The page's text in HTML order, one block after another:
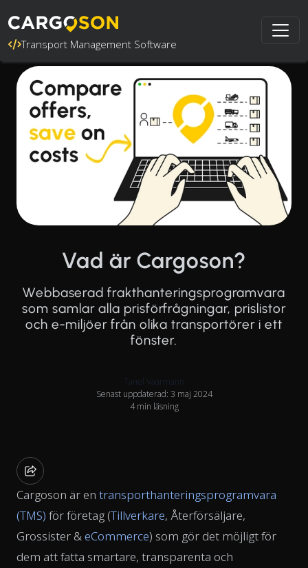
Transport Management Software
Vad är Cargoson?
Webbaserad frakthanteringsprogramvara
som samlar alla prisförfrågningar, prislistor
och e-miljöer från olika transportörer i ett
fönster.
Tanel Vaarmann
Senast uppdaterad: 3 maj 2024
4 min läsning
Cargoson är en transporthanteringsprogramvara
(TMS) för företag (Tillverkare, Återförsäljare,
Grossister &eCommerce) som gör det möjligt för
dem att fatta smartare, transparenta och